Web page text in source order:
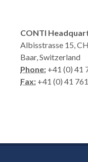
CONTI
Albisstrasse 15,
Baar, Switzerland
Phone: +41 (0) 41
Fax: +41 (0) 41